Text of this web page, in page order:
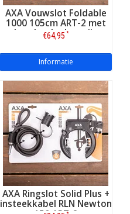
AXA Vouwslot Foldable
1000 105cm ART-2 met
houder donkergrijs
€64,95 *
Informatie
AXA Ringslot Solid Plus +
insteekkabel RLN Newton